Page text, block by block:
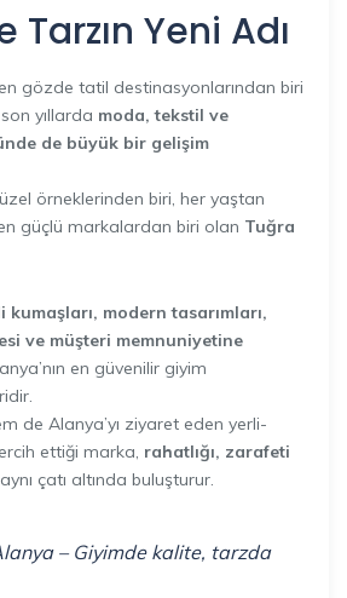
Tarzın Yeni Adı
gözde tatil destinasyonlarından biri
yıllarda moda, tekstil ve
de büyük bir gelişim
örneklerinden biri, her yaştan
güçlü markalardan biri olan Tuğra
kumaşları, modern tasarımları,
ve müşteri memnuniyetine
en güvenilir giyim
de Alanya’yı ziyaret eden yerli-
ettiği marka, rahatlığı, zarafeti
aynı çatı altında buluşturur.
– Giyimde kalite, tarzda